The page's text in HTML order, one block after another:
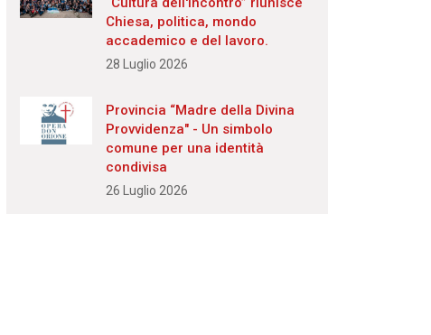
Chiesa, politica, mondo
accademico e del lavoro.
28 Luglio 2026
Provincia “Madre della Divina
Provvidenza" - Un simbolo
comune per una identità
condivisa
26 Luglio 2026